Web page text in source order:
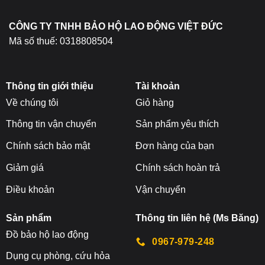
phẩm
CÔNG TY TNHH BẢO HỘ LAO ĐỘNG VIỆT ĐỨC
Mã số thuế: 0318808504
Thông tin giới thiệu
Về chúng tôi
Thông tin vận chuyển
Chính sách bảo mật
Giảm giá
Điều khoản
Tài khoản
Giỏ hàng
Sản phẩm yêu thích
Đơn hàng của bạn
Chính sách hoàn trả
Vận chuyển
Sản phẩm
Đồ bảo hộ lao động
Dụng cụ phòng, cứu hỏa
Thông tin liên hệ (Ms Băng)
0967-979-248